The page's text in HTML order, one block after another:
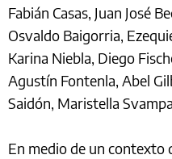
Fabián Casas, Juan José
Osvaldo Baigorria,
Karina Niebla, Diego
Agustín Fontenla, Abel
Saidón, Maristella
En medio de un contexto